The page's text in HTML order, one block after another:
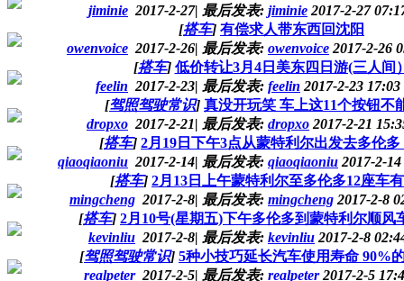
jiminie 2017-2-27| 最后发表: jiminie 2017-2-27
[搭车] 有偿求人带东西回沈阳
owenvoice 2017-2-26| 最后发表: owenvoice 2017-2-26
[搭车] 低价转让3月4日美东四日游(三人间
feelin 2017-2-23| 最后发表: feelin 2017-2-23 17:03
[驾照驾驶常识] 真没开玩笑 车上这11个按钮不
dropxo 2017-2-21| 最后发表: dropxo 2017-2-21
[搭车] 2月19日下午3点从蒙特利尔出发去多伦多
qiaoqiaoniu 2017-2-14| 最后发表: qiaoqiaoniu 2017-2-
[搭车] 2月13日上午蒙特利尔至多伦多12座车
mingcheng 2017-2-8| 最后发表: mingcheng 2017-2-8
[搭车] 2月10号(星期五)下午多伦多到蒙特利尔顺风
kevinliu 2017-2-8| 最后发表: kevinliu 2017-2-8
[驾照驾驶常识] 5种小技巧延长汽车使用寿命 90%
realpeter 2017-2-5| 最后发表: realpeter2017-2-5